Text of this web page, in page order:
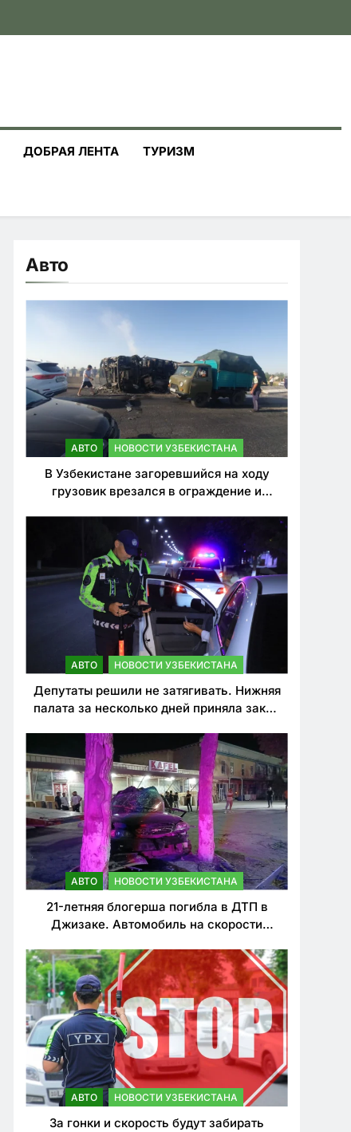
ДОБРАЯ ЛЕНТА ТУРИЗМ
Авто
АВТО НОВОСТИ УЗБЕКИСТАНА
В Узбекистане загоревшийся на ходу
грузовик врезался в ограждение и
АВТО НОВОСТИ УЗБЕКИСТАНА
Депутаты решили не затягивать. Нижняя
палата за несколько дней приняла закон
нарушителей ПДД
АВТО НОВОСТИ УЗБЕКИСТАНА
21-летняя блогерша погибла в ДТП в
Джизаке. Автомобиль на скорости
АВТО НОВОСТИ УЗБЕКИСТАНА
За гонки и скорость будут забирать